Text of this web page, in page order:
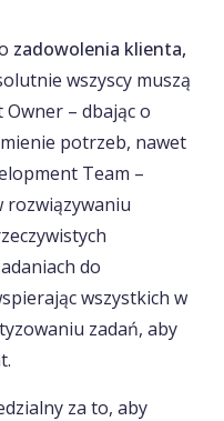
zadowolenia klienta,
wszyscy muszą
– dbając o
potrzeb, nawet
Team –
rozwiązywaniu
do
wszystkich w
zadań, aby
za to, aby